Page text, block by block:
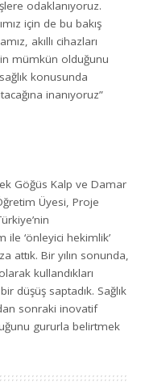
odaklanıyoruz.
için de bu bakış
akıllı cihazları
mümkün olduğunu
konusunda
inanıyoruz”
Göğüs Kalp ve Damar
Üyesi, Proje
‘önleyici hekimlik’
attık. Bir yılın sonunda,
kullandıkları
düşüş saptadık. Sağlık
sonraki inovatif
gururla belirtmek